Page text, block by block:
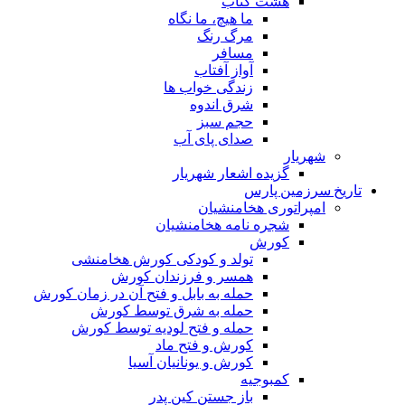
ما هیچ، ما نگاه
مرگ رنگ
مسافر
آواز آفتاب
زندگی خواب ها
شرق اندوه
حجم سبز
صدای پای آب
شهریار
گزیده اشعار شهریار
تاریخ سرزمین پارس
امپراتوری هخامنشیان
شجره نامه هخامنشیان
کورش
تولد و کودکی کورش هخامنشی
همسر و فرزندان کورش
حمله به بابل و فتح آن در زمان کورش
حمله به شرق توسط کورش
حمله و فتح لودیه توسط کورش
کورش و فتح ماد
کورش و یونانیان آسیا
کمبوجیه
باز جستن کین پدر